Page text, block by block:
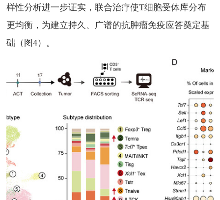
样性分析进一步证实，联合治疗使T细胞受体库分布
更均衡，为建立持久、广谱的抗肿瘤免疫应答奠定基
础（图4）。